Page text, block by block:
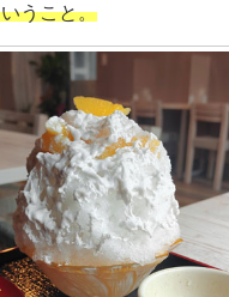
うこと。